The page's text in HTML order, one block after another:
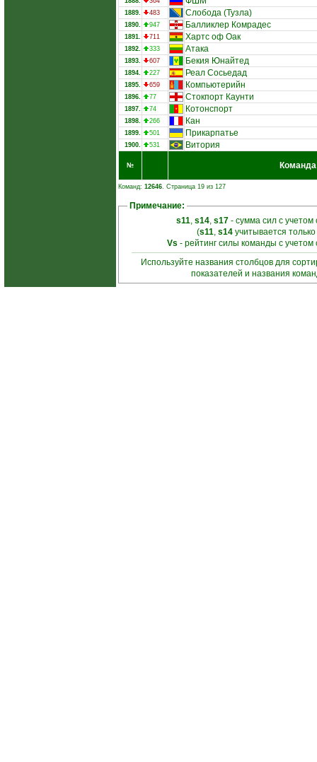
1889. 483 Слобода (Тузла)
1890. 947 Балликлер Комрадес
1891. 711 Хартс оф Оак
1892. 333 Атака
1893. 607 Бекия Юнайтед
1894. 227 Реал Сосьедад
1895. 659 Компьютерийн
1896. 77 Стокпорт Каунти
1897. 74 Котонспорт
1898. 266 Кан
1899. 501 Прикарпатье
1900. 531 Витория
№ Команда
Команд: 12646. Страница 19 из 127
Примечание:
s11, s14, s17- сумма сил с учетом
(s11, s14 учитывается
Vs - рейтинг силы команды с
Используйте названия столбцов для
показателей и названия